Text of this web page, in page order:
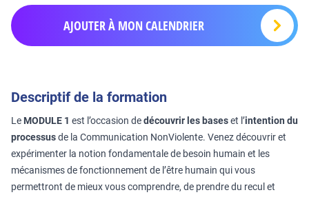
AJOUTER À MON CALENDRIER
Descriptif de la formation
Le MODULE 1 est l’occasion dedécouvrir les baseset l’intention du
processusde la Communication NonViolente. Venez découvrir et
expérimenter la notion fondamentale de besoin humain et les
mécanismes de fonctionnement de l’être humain qui vous
permettront de mieux vous comprendre, de prendre du recul et